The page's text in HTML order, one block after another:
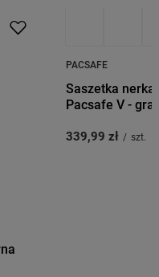
PACSAFE
Saszetka
Pacsafe V -
339,99 zł / szt.